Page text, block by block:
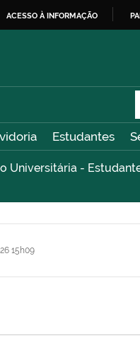
ACESSO À INFORMAÇÃO
Estudantes
Universitária -
15h09